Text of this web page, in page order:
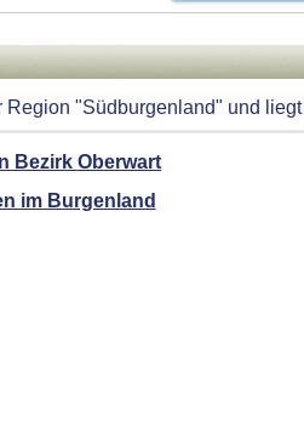
"Südburgenland" und
Bezirk Oberwart
im Burgenland